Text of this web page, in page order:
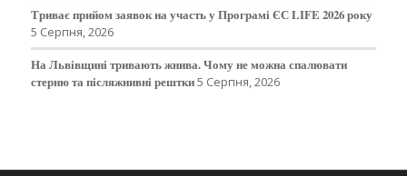
Триває прийом заявок на участь у Програмі ЄС LIFE 2026 року
5 Серпня, 2026
На Львівщині тривають жнива. Чому не можна спалювати
стерню та післяжнивні рештки5 Серпня, 2026